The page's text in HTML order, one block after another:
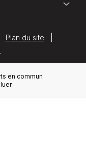
Plan du site
en commun